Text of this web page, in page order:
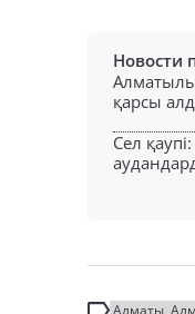
Новости
қарсы
Сел
Алматы